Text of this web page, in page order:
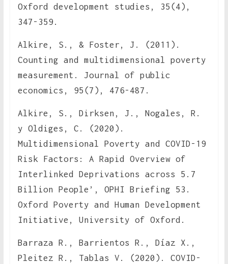
Oxford development studies, 35(4),
347-359.
Alkire, S., & Foster, J. (2011).
Counting and multidimensional poverty
measurement. Journal of public
economics, 95(7), 476-487.
Alkire, S., Dirksen, J., Nogales, R.
y Oldiges, C. (2020).
Multidimensional Poverty and COVID-19
Risk Factors: A Rapid Overview of
Interlinked Deprivations across 5.7
Billion People’, OPHI Briefing 53.
Oxford Poverty and Human Development
Initiative, University of Oxford.
Barraza R., Barrientos R., Díaz X.,
Pleitez R., Tablas V. (2020). COVID-